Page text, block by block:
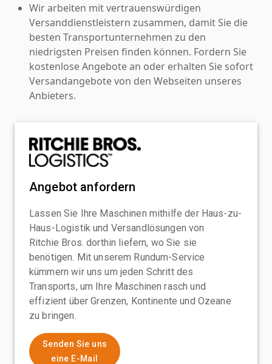
Wir arbeiten mit vertrauenswürdigen
Versanddienstleistern zusammen, damit Sie die
besten Transportunternehmen zu den
niedrigsten Preisen finden können. Fordern Sie
kostenlose Angebote an oder erhalten Sie sofort
Versandangebote von den Webseiten unseres
Anbieters.
Angebot anfordern
Lassen Sie Ihre Maschinen mithilfe der Haus-zu-
Haus-Logistik und Versandlösungen von
Ritchie Bros. dorthin liefern, wo Sie sie
benötigen. Mit unserem Rundum-Service
kümmern wir uns um jeden Schritt des
Transports, um Ihre Maschinen rasch und
effizient über Grenzen, Kontinente und Ozeane
zu bringen.
Senden Sie uns
eine E-Mail